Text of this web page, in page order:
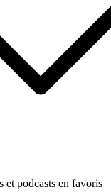
et podcasts en favoris